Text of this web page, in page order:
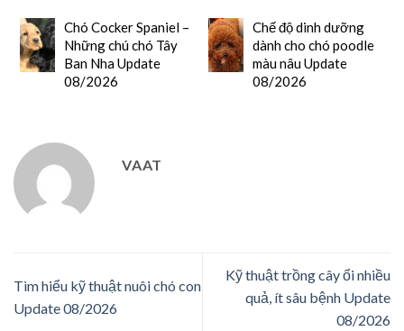
Chó Cocker Spaniel –
Những chú chó Tây
Ban Nha Update
08/2026
Chế độ dinh dưỡng
dành cho chó poodle
màu nâu Update
08/2026
VAAT
Tìm hiểu kỹ thuật nuôi chó con
Update 08/2026
Kỹ thuật trồng cây ổi nhiều
quả, ít sâu bệnh Update
08/2026